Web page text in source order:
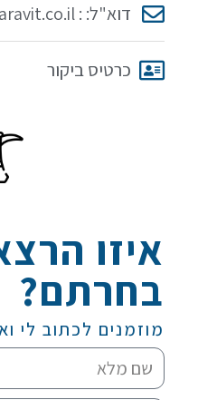
איזו
בחרתם?
מוזמנים לכתוב לי
דוא"ל: : idit@iditaravit.co.il
כרטיס ביקור